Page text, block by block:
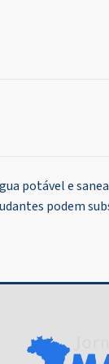
potável e
podem